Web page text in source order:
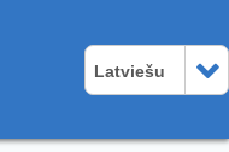
Latviešu